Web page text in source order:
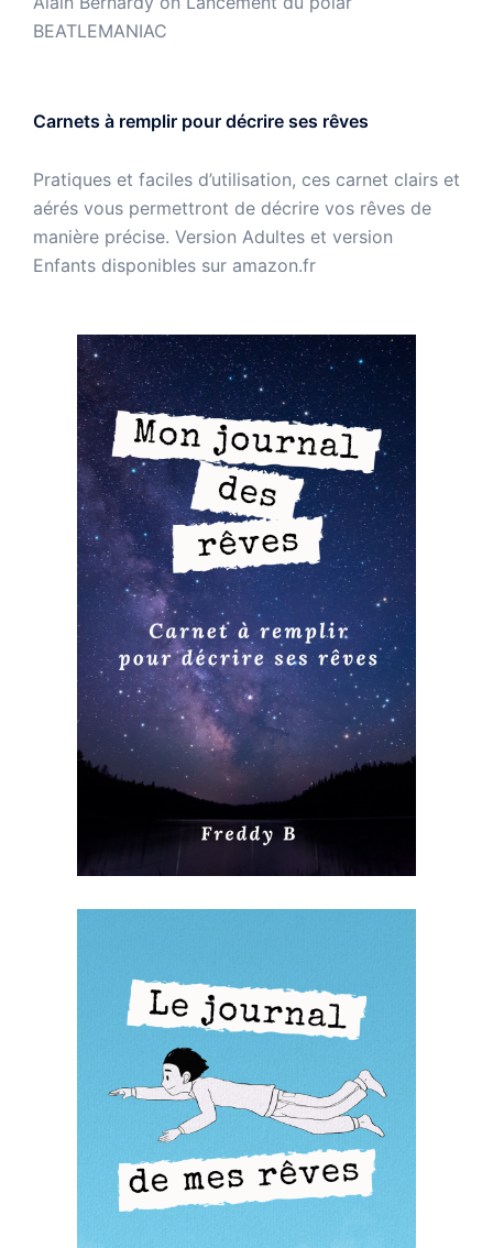
BEATLEMANIAC
Carnets à remplir pour décrire ses rêves
Pratiques et faciles d’utilisation, ces carnet clairs et
aérés vous permettront de décrire vos rêves de
manière précise. Version Adultes et version
Enfants disponibles sur amazon.fr